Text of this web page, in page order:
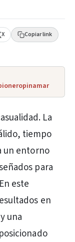
X Copiar link
La
tiempo
un entorno
para
este
en
una